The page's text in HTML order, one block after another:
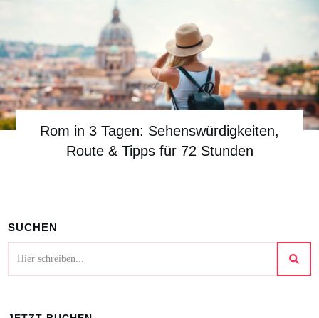
Rom in 3 Tagen: Sehenswürdigkeiten,
Route & Tipps für 72 Stunden
SUCHEN